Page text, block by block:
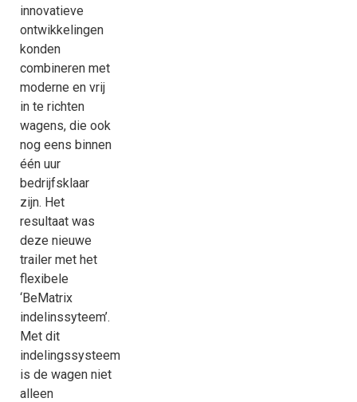
innovatieve
ontwikkelingen
konden
combineren met
moderne en vrij
in te richten
wagens, die ook
nog eens binnen
één uur
bedrijfsklaar
zijn. Het
resultaat was
deze nieuwe
trailer met het
flexibele
‘BeMatrix
indelinssyteem’.
Met dit
indelingssysteem
is de wagen niet
alleen